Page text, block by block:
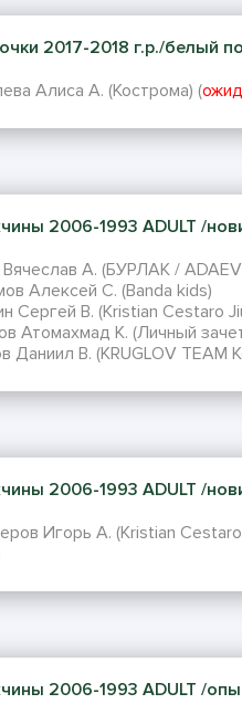
2017-2018 г.р./белый
Алиса А. (Кострома) (
2006-1993 ADULT /
А. (БУРЛАК /
Алексей С. (Banda kids)
Сергей В. (Kristian Cestaro
Атомахмад К. (Личный
Даниил В. (KRUGLOV TEAM
2006-1993 ADULT /
Игорь А. (Kristian
2006-1993 ADULT /